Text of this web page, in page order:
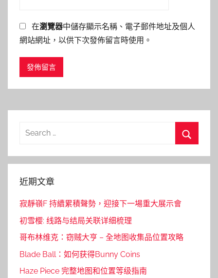
在瀏覽器中儲存顯示名稱、電子郵件地址及個人
網站網址，以供下次發佈留言時使用。
Search
近期文章
寂靜嶺F 持續累積聲勢，迎接下一場重大展示會
初雪樱: 线路与结局关联详细梳理
哥布林维克：窃贼大亨 – 全地图收集品位置攻略
Blade Ball：如何获得Bunny Coins
Haze Piece 完整地图和位置等级指南